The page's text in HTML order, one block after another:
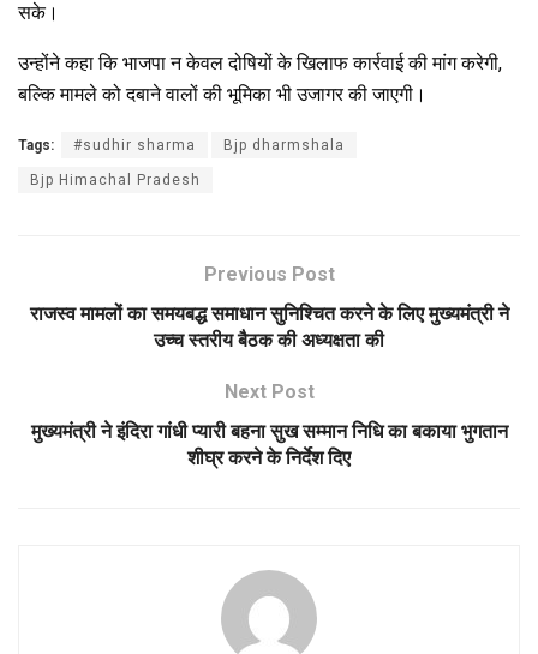
सके।
उन्होंने कहा कि भाजपा न केवल दोषियों के खिलाफ कार्रवाई की मांग करेगी,
बल्कि मामले को दबाने वालों की भूमिका भी उजागर की जाएगी।
Tags: #sudhir sharma Bjp dharmshala
Bjp Himachal Pradesh
Previous Post
राजस्व मामलों का समयबद्ध समाधान सुनिश्चित करने के लिए मुख्यमंत्री ने
उच्च स्तरीय बैठक की अध्यक्षता की
Next Post
मुख्यमंत्री ने इंदिरा गांधी प्यारी बहना सुख सम्मान निधि का बकाया भुगतान
शीघ्र करने के निर्देश दिए